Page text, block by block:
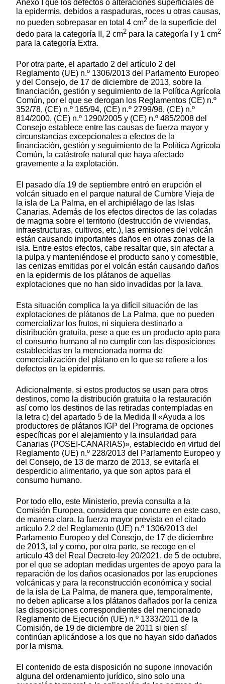
Anexo I que los defectos o alteraciones superficiales de
la epidermis, debidos a raspaduras, roces u otras causas,
no pueden sobrepasar en total 4 cm2 de la superficie del
dedo para la categoría II, 2 cm2 para la categoría I y 1 cm2
para la categoría Extra.
Por otra parte, el apartado 2 del artículo 2 del
Reglamento (UE) n.º 1306/2013 del Parlamento Europeo
y del Consejo, de 17 de diciembre de 2013, sobre la
financiación, gestión y seguimiento de la Política Agrícola
Común, por el que se derogan los Reglamentos (CE) n.º
352/78, (CE) n.º 165/94, (CE) n.º 2799/98, (CE) n.º
814/2000, (CE) n.º 1290/2005 y (CE) n.º 485/2008 del
Consejo establece entre las causas de fuerza mayor y
circunstancias excepcionales a efectos de la
financiación, gestión y seguimiento de la Política Agrícola
Común, la catástrofe natural que haya afectado
gravemente a la explotación.
El pasado día 19 de septiembre entró en erupción el
volcán situado en el parque natural de Cumbre Vieja de
la isla de La Palma, en el archipiélago de las Islas
Canarias. Además de los efectos directos de las coladas
de magma sobre el territorio (destrucción de viviendas,
infraestructuras, cultivos, etc.), las emisiones del volcán
están causando importantes daños en otras zonas de la
isla. Entre estos efectos, cabe resaltar que, sin afectar a
la pulpa y manteniéndose el producto sano y comestible,
las cenizas emitidas por el volcán están causando daños
en la epidermis de los plátanos de aquellas
explotaciones que no han sido invadidas por la lava.
Esta situación complica la ya difícil situación de las
explotaciones de plátanos de La Palma, que no pueden
comercializar los frutos, ni siquiera destinarlo a
distribución gratuita, pese a que es un producto apto para
el consumo humano al no cumplir con las disposiciones
establecidas en la mencionada norma de
comercialización del plátano en lo que se refiere a los
defectos en la epidermis.
Adicionalmente, si estos productos se usan para otros
destinos, como la distribución gratuita o la restauración
así como los destinos de las retiradas contempladas en
la letra c) del apartado 5 de la Medida II «Ayuda a los
productores de plátanos IGP del Programa de opciones
específicas por el alejamiento y la insularidad para
Canarias (POSEI-CANARIAS)», establecido en virtud del
Reglamento (UE) n.º 228/2013 del Parlamento Europeo y
del Consejo, de 13 de marzo de 2013, se evitaría el
desperdicio alimentario, ya que son aptos para el
consumo humano.
Por todo ello, este Ministerio, previa consulta a la
Comisión Europea, considera que concurre en este caso,
de manera clara, la fuerza mayor prevista en el citado
artículo 2.2 del Reglamento (UE) n.º 1306/2013 del
Parlamento Europeo y del Consejo, de 17 de diciembre
de 2013, tal y como, por otra parte, se recoge en el
artículo 43 del Real Decreto-ley 20/2021, de 5 de octubre,
por el que se adoptan medidas urgentes de apoyo para la
reparación de los daños ocasionados por las erupciones
volcánicas y para la reconstrucción económica y social
de la isla de La Palma, de manera que, temporalmente,
no deben aplicarse a los plátanos dañados por la ceniza
las disposiciones correspondientes del mencionado
Reglamento de Ejecución (UE) n.º 1333/2011 de la
Comisión, de 19 de diciembre de 2011 si bien sí
continúan aplicándose a los que no hayan sido dañados
por la misma.
El contenido de esta disposición no supone innovación
alguna del ordenamiento jurídico, sino solo una